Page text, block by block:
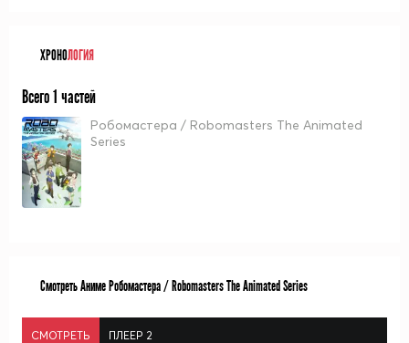
ХРОНОЛОГИЯ
Всего 1 частей
Робомастера / Robomasters The Animated
Series
Смотреть Аниме Робомастера / Robomasters The Animated Series
СМОТРЕТЬ ПЛЕЕР 2